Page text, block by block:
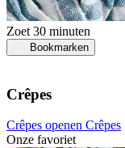
Zoet 30 minuten
Bookmarken
Crêpes
Crêpes openen Crêpes
Onze favoriet